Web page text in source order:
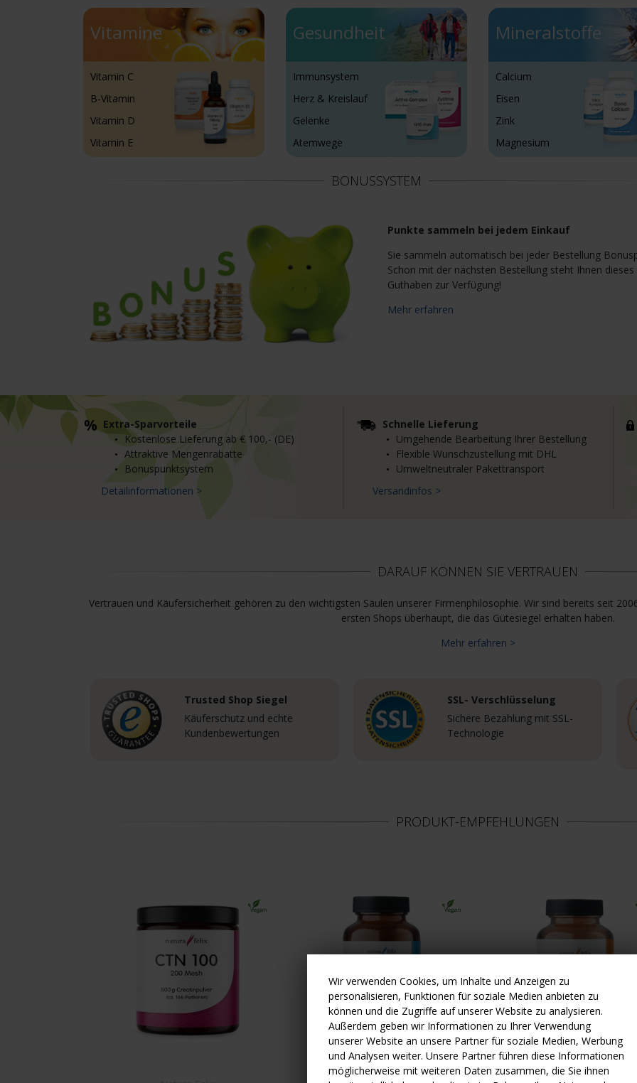
Vitamine
Vitamin C
B-Vitamin
Vitamin D
Vitamin E
Gesundheit
Immunsystem
Herz & Kreislauf
Gelenke
Atemwege
Mineralstoffe
Calcium
Eisen
Zink
Magnesium
BONUSSYSTEM
Punkte sammeln bei jedem Einkauf
Sie sammeln automatisch bei jeder Bestellung
Schon mit der nächsten Bestellung steht Ihnen dieses
Guthaben zur Verfügung!
Mehr erfahren
Extra-Sparvorteile
Kostenlose Lieferung ab € 100,- (DE)
Attraktive Mengenrabatte
Bonuspunktsystem
Detailinformationen >
Schnelle Lieferung
Umgehende Bearbeitung Ihrer Bestellung
Flexible Wunschzustellung mit DHL
Umweltneutraler Pakettransport
Versandinfos >
DARAUF KÖNNEN SIE VERTRAUEN
Vertrauen und Käufersicherheit gehören zu den wichtigsten Säulen unserer Firmenphilosophie. Wir sind bereits seit
ersten Shops überhaupt, die das Gütesiegel erhalten haben.
Mehr erfahren >
Trusted Shop Siegel
Käuferschutz und echte
Kundenbewertungen
SSL- Verschlüsselung
Sichere Bezahlung mit SSL-
Technologie
PRODUKT-EMPFEHLUNGEN
Wir verwenden Cookies, um Inhalte und Anzeigen zu
personalisieren, Funktionen für soziale Medien anbieten zu
können und die Zugriffe auf unserer Website zu analysieren.
Außerdem geben wir Informationen zu Ihrer Verwendung
unserer Website an unsere Partner für soziale Medien, Werbung
und Analysen weiter. Unsere Partner führen diese Informationen
möglicherweise mit weiteren Daten zusammen, die Sie ihnen
podo medi Vitalbrief